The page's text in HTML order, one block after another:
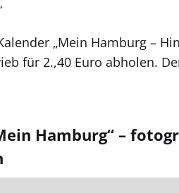
„Mein Hamburg –
für 2.,40 Euro abholen.
Hamburg“ –